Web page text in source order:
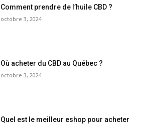
Comment prendre de l’huile CBD ?
octobre 3, 2024
Où acheter du CBD au Québec ?
octobre 3, 2024
Quel est le meilleur eshop pour acheter